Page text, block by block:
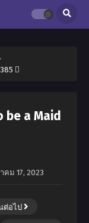

be a Maid
คม 17, 2023
ต่อไป